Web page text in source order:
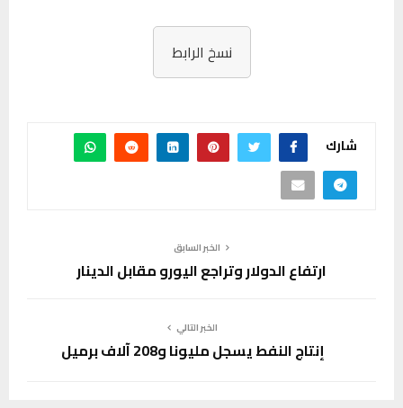
نسخ الرابط
شارك
الخبر السابق
ارتفاع الدولار وتراجع اليورو مقابل الدينار
الخبر التالي
إنتاج النفط يسجل مليونا و208 آلاف برميل